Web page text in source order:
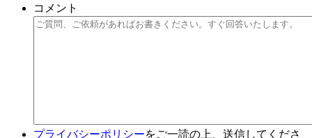
コメント
プライバシーポリシーをご一読の上、送信してくださ